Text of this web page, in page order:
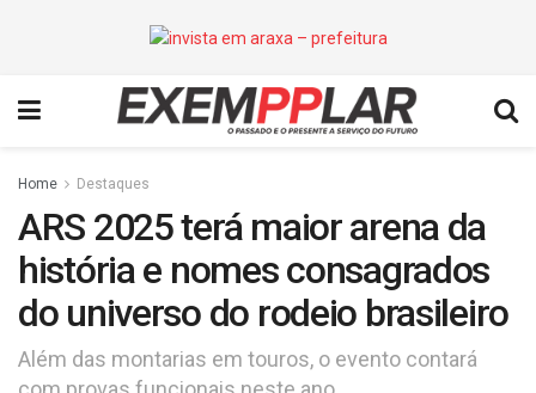
Home Destaques
ARS 2025 terá maior arena da
história e nomes consagrados
do universo do rodeio brasileiro
Além das montarias em touros, o evento contará